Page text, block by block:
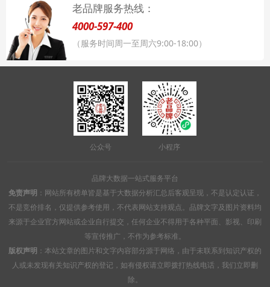
老品牌服务热线：
4000-597-400
（服务时间周一至周六9:00-18:00）
公众号 小程序
品牌大数据一站式服务平台
免责声明 ：网站所有榜单皆是基于大数据分析汇总后客观呈现，不是认定认证，
不是竞价排名，仅提供参考使用，不代表网站支持观点。品牌文字及图片资料均
来源于企业官方网站或企业自行提交，任何企业不得用于各种平面、影视、印刷
等宣传推广，不作为参考标准。
版权声明 ：本站文章的图片和文字内容部分源于网络，由于未联系到知识产权的
人或未发现有关知识产权的登记，如有侵权请立即拨打热线电话，我们立即删
除。